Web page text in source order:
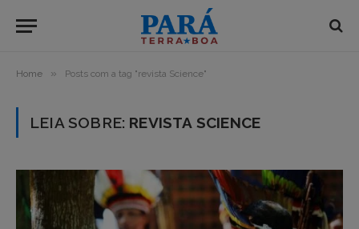
Home » Posts com a tag "revista Science"
LEIA SOBRE: REVISTA SCIENCE